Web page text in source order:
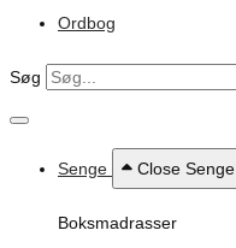
Ordbog
Søg
Senge Close Senge
Boksmadrasser